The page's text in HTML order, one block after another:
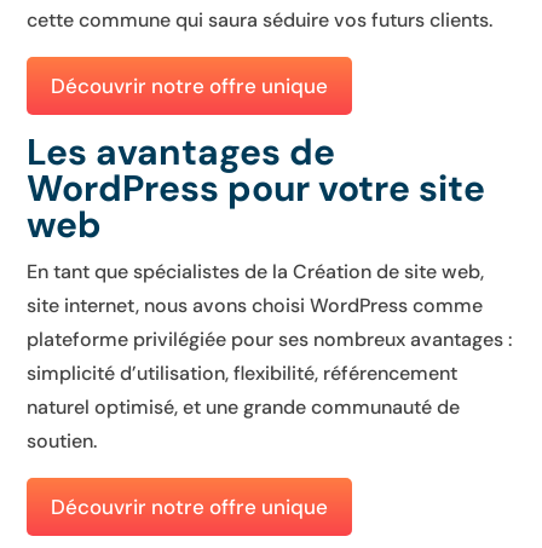
cette commune qui saura séduire vos futurs clients.
Découvrir notre offre unique
Les avantages de
WordPress pour votre site
web
En tant que spécialistes de la Création de site web,
site internet, nous avons choisi WordPress comme
plateforme privilégiée pour ses nombreux avantages :
simplicité d’utilisation, flexibilité, référencement
naturel optimisé, et une grande communauté de
soutien.
Découvrir notre offre unique